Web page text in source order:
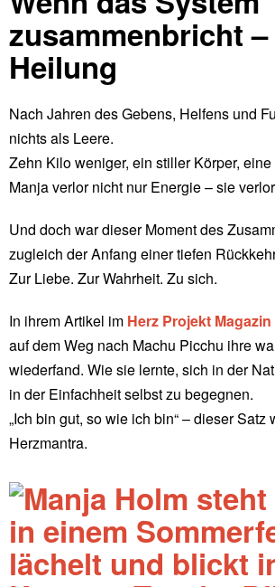
zusammenbricht
Heilung
Nach Jahren des Gebens, Helfens und
nichts als Leere.
Zehn Kilo weniger, ein stiller Körper,
Manja verlor nicht nur Energie – sie
Und doch war dieser Moment des
zugleich der Anfang einer tiefen
Zur Liebe. Zur Wahrheit. Zu sich.
In ihrem Artikel im Herz Projekt Magazin
auf dem Weg nach Machu Picchu ihre
wiederfand. Wie sie lernte, sich in der
in der Einfachheit selbst zu begegnen.
„Ich bin gut, so wie ich bin“ – dieser Satz
Herzmantra.